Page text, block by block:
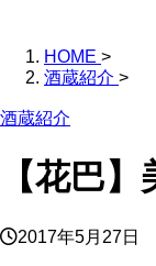
HOME >
酒蔵紹介 >
酒蔵紹介
【花巴
2017年5月27日